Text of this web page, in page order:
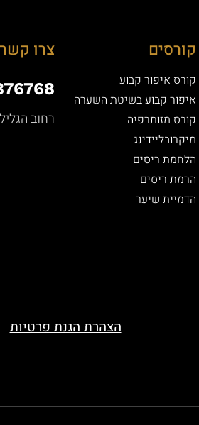
קורסים
קורס איפור קבוע
איפור קבוע בשיטת השערה
קורס מזותרפיה
מיקרובליידינג
הלחמת ריסים
הרמת ריסים
הדמיית שיער
צרו קשר
רחוב הגליל 3, כפר יונה
הצהרת הגנת פרטיות